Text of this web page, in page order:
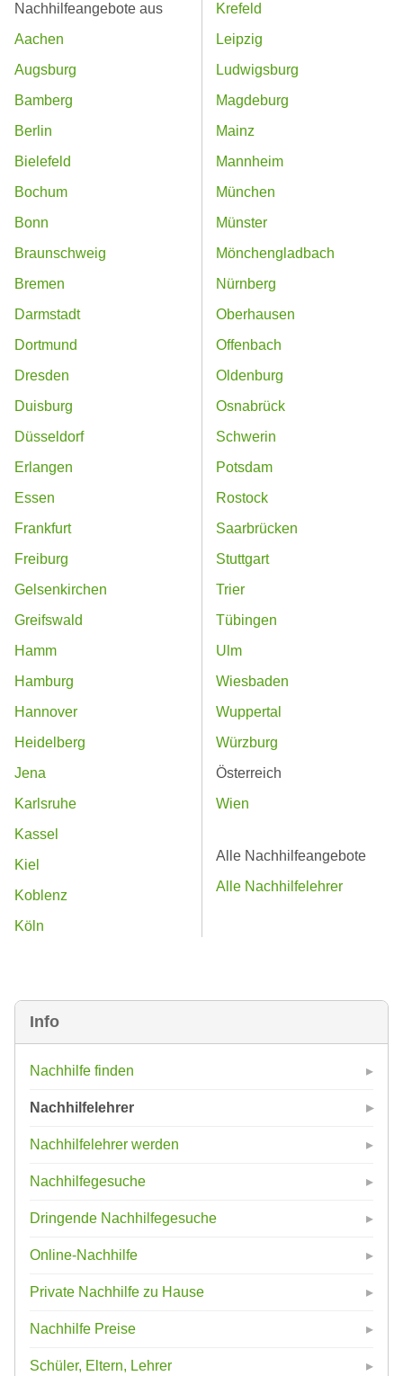
Info
Nachhilfe finden
Nachhilfelehrer
Nachhilfelehrer werden
Nachhilfegesuche
Dringende Nachhilfegesuche
Online-Nachhilfe
Private Nachhilfe zu Hause
Nachhilfe Preise
Schüler, Eltern, Lehrer
Nachhilfeangebote aus
Aachen
Augsburg
Bamberg
Berlin
Bielefeld
Bochum
Bonn
Braunschweig
Bremen
Darmstadt
Dortmund
Dresden
Duisburg
Düsseldorf
Erlangen
Essen
Frankfurt
Freiburg
Gelsenkirchen
Greifswald
Hamm
Hamburg
Hannover
Heidelberg
Jena
Karlsruhe
Kassel
Kiel
Koblenz
Köln
Krefeld
Leipzig
Ludwigsburg
Magdeburg
Mainz
Mannheim
München
Münster
Mönchengladbach
Nürnberg
Oberhausen
Offenbach
Oldenburg
Osnabrück
Schwerin
Potsdam
Rostock
Saarbrücken
Stuttgart
Trier
Tübingen
Ulm
Wiesbaden
Wuppertal
Würzburg
Österreich
Wien
Alle Nachhilfeangebote
Alle Nachhilfelehrer